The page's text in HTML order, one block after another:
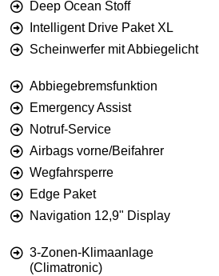
Deep Ocean Stoff
Intelligent Drive Paket XL
Scheinwerfer mit Abbiegelicht
Abbiegebremsfunktion
Emergency Assist
Notruf-Service
Airbags vorne/Beifahrer
Wegfahrsperre
Edge Paket
Navigation 12,9" Display
3-Zonen-Klimaanlage
(Climatronic)